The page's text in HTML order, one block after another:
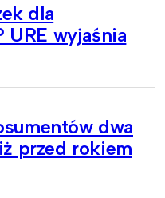
dla
URE wyjaśnia
dwa
przed rokiem